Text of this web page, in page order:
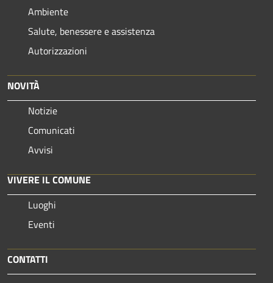
Ambiente
Salute, benessere e assistenza
Autorizzazioni
NOVITÀ
Notizie
Comunicati
Avvisi
VIVERE IL COMUNE
Luoghi
Eventi
CONTATTI